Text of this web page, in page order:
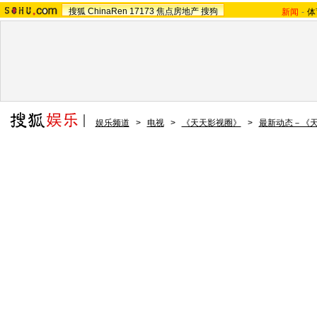
搜狐 ChinaRen 17173 焦点房地产 搜狗 新闻 -
娱乐频道 > 电视 > 《天天影视圈》 > 最新动态－《